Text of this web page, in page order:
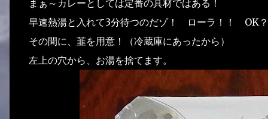
まぁ～カレーとしては定番の具材ではある！
早速熱湯と入れて3分待つのだゾ！ ローラ！！ OK？
その間に、韮を用意！（冷蔵庫にあったから）
左上の穴から、お湯を捨てます。